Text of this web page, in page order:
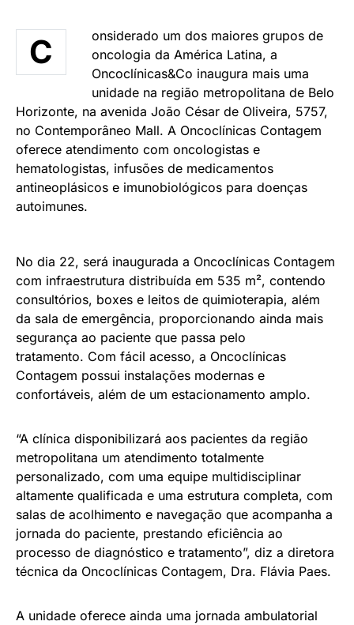
C
onsiderado um dos maiores grupos de
oncologia da América Latina, a
Oncoclínicas&Co inaugura mais uma
unidade na região metropolitana de Belo
Horizonte, na avenida João César de Oliveira, 5757,
no Contemporâneo Mall. A Oncoclínicas Contagem
oferece atendimento com oncologistas e
hematologistas, infusões de medicamentos
antineoplásicos e imunobiológicos para doenças
autoimunes.
No dia 22, será inaugurada a Oncoclínicas Contagem
com infraestrutura distribuída em 535 m², contendo
consultórios, boxes e leitos de quimioterapia, além
da sala de emergência, proporcionando ainda mais
segurança ao paciente que passa pelo
tratamento. Com fácil acesso, a Oncoclínicas
Contagem possui instalações modernas e
confortáveis, além de um estacionamento amplo.
“A clínica disponibilizará aos pacientes da região
metropolitana um atendimento totalmente
personalizado, com uma equipe multidisciplinar
altamente qualificada e uma estrutura completa, com
salas de acolhimento e navegação que acompanha a
jornada do paciente, prestando eficiência ao
processo de diagnóstico e tratamento”, diz a diretora
técnica da Oncoclínicas Contagem, Dra. Flávia Paes.
A unidade oferece ainda uma jornada ambulatorial